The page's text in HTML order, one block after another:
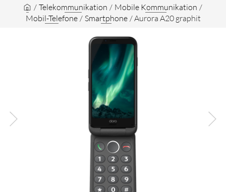
/ Telekommunikation / Mobile Kommunikation /
Mobil-Telefone / Smartphone /Aurora A20 graphit